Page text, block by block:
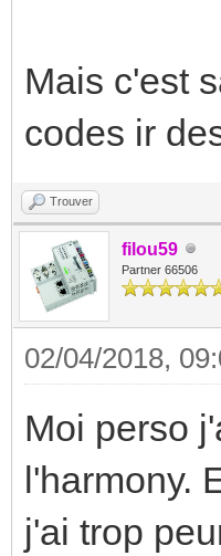
Mais c'est
codes ir
Trouver
filou59
Partner 66506
02/04/2018,
Moi perso
l'harmony.
j'ai trop